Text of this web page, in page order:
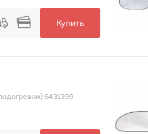
Купить
6431399